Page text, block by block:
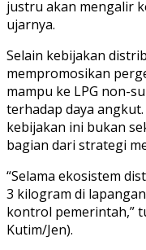
justru akan mengalir
ujarnya.
Selain kebijakan
mempromosikan
mampu ke LPG non-
terhadap daya
kebijakan ini bukan
bagian dari strategi
“Selama ekosistem
3 kilogram di
kontrol pemerintah,”
Kutim/Jen).